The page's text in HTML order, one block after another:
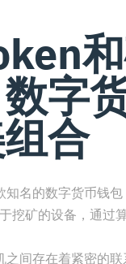
字
合
知名的数字货币钱
挖矿的设备，通过
之间存在着紧密的